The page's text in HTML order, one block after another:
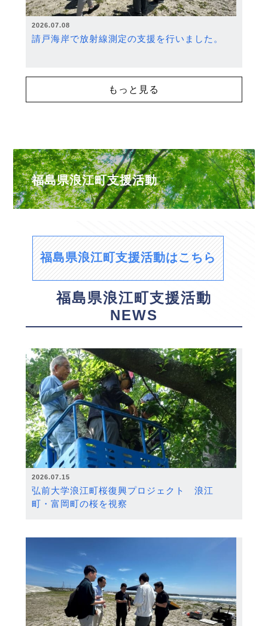
2026.07.08
請戸海岸で放射線測定の支援を行いました。
もっと見る
福島県浪江町支援活動
福島県浪江町支援活動はこちら
福島県浪江町支援活動
NEWS
2026.07.15
弘前大学浪江町桜復興プロジェクト 浪江
町・富岡町の桜を視察